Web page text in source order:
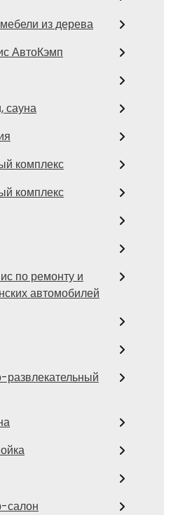
из дерева
АвтоКэмп
сауна
комплекс
комплекс
по ремонту и
автомобилей
развлекательный
салон